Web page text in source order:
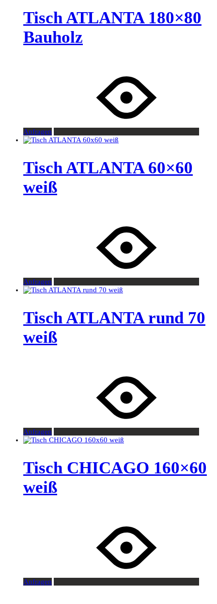
Tisch ATLANTA 180×80
Bauholz
Anfragen
Tisch ATLANTA 60×60
weiß
Anfragen
Tisch ATLANTA rund 70
weiß
Anfragen
Tisch CHICAGO 160×60
weiß
Anfragen